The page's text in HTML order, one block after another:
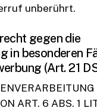
unberührt.
gegen die
in besonderen
(Art. 21
ART. 6 ABS. 1